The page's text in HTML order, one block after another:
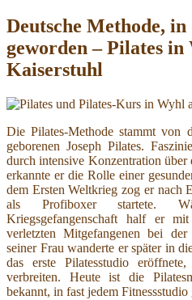
Deutsche Methode,
geworden – Pilates in
Kaiserstuhl
Die Pilates-Methode stammt von
geborenen Joseph Pilates.
durch intensive Konzentration
erkannte er die Rolle einer
dem Ersten Weltkrieg zog er nach
als Profiboxer startete.
Kriegsgefangenschaft half er
verletzten Mitgefangenen bei der
seiner Frau wanderte er später in
das erste Pilatesstudio
verbreiten. Heute ist die
bekannt, in fast jedem